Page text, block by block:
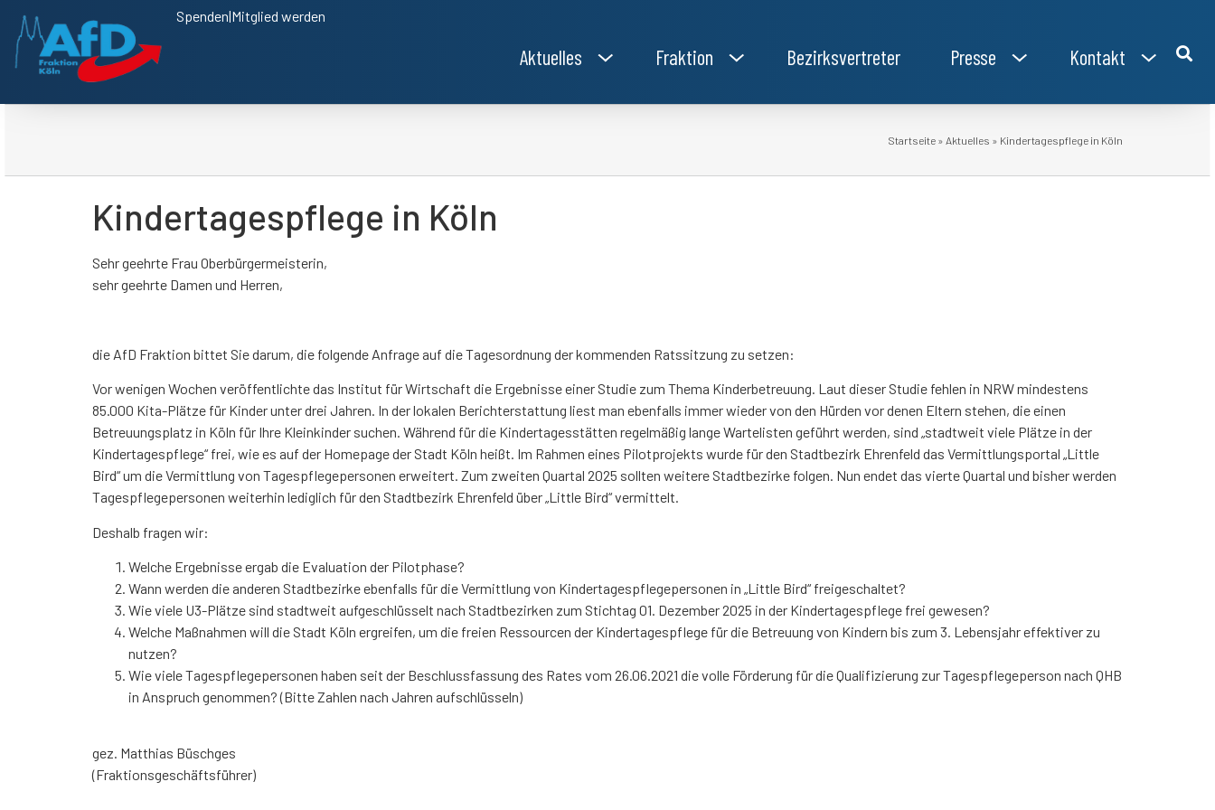
Spenden|Mitglied werden
Aktuelles Fraktion Bezirksvertreter Presse Kontakt
Startseite » Aktuelles » Kindertagespflege in Köln
Kindertagespflege in Köln
Sehr geehrte Frau Oberbürgermeisterin,
sehr geehrte Damen und Herren,
die AfD Fraktion bittet Sie darum, die folgende Anfrage auf die Tagesordnung der kommenden Ratssitzung zu setzen:
Vor wenigen Wochen veröffentlichte das Institut für Wirtschaft die Ergebnisse einer Studie zum Thema Kinderbetreuung. Laut dieser Studie fehlen in NRW mindestens
85.000 Kita-Plätze für Kinder unter drei Jahren. In der lokalen Berichterstattung liest man ebenfalls immer wieder von den Hürden vor denen Eltern stehen, die einen
Betreuungsplatz in Köln für Ihre Kleinkinder suchen. Während für die Kindertagesstätten regelmäßig lange Wartelisten geführt werden, sind „stadtweit viele Plätze in der
Kindertagespflege“ frei, wie es auf der Homepage der Stadt Köln heißt. Im Rahmen eines Pilotprojekts wurde für den Stadtbezirk Ehrenfeld das Vermittlungsportal „Little
Bird“ um die Vermittlung von Tagespflegepersonen erweitert. Zum zweiten Quartal 2025 sollten weitere Stadtbezirke folgen. Nun endet das vierte Quartal und bisher werden
Tagespflegepersonen weiterhin lediglich für den Stadtbezirk Ehrenfeld über „Little Bird“ vermittelt.
Deshalb fragen wir:
Welche Ergebnisse ergab die Evaluation der Pilotphase?
Wann werden die anderen Stadtbezirke ebenfalls für die Vermittlung von Kindertagespflegepersonen in „Little Bird“ freigeschaltet?
Wie viele U3-Plätze sind stadtweit aufgeschlüsselt nach Stadtbezirken zum Stichtag 01. Dezember 2025 in der Kindertagespflege frei gewesen?
Welche Maßnahmen will die Stadt Köln ergreifen, um die freien Ressourcen der Kindertagespflege für die Betreuung von Kindern bis zum 3. Lebensjahr effektiver zu
nutzen?
Wie viele Tagespflegepersonen haben seit der Beschlussfassung des Rates vom 26.06.2021 die volle Förderung für die Qualifizierung zur Tagespflegeperson nach QHB
in Anspruch genommen? (Bitte Zahlen nach Jahren aufschlüsseln)
gez. Matthias Büschges
(Fraktionsgeschäftsführer)